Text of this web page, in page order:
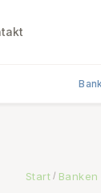
Start / Banken